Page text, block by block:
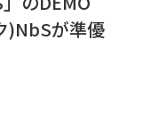
)NbSが準優